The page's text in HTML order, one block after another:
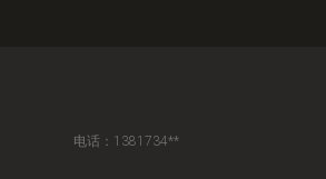
电话：1381734**